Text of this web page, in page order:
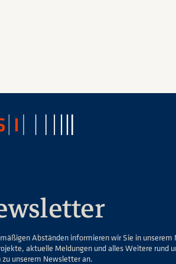
Abständen informieren wir Sie in unserem
aktuelle Meldungen und alles Weitere rund
zu unserem Newsletter an.